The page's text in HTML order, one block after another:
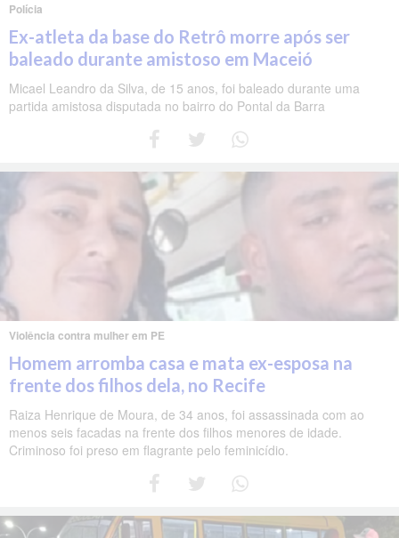
Polícia
Ex-atleta da base do Retrô morre após ser
baleado durante amistoso em Maceió
Micael Leandro da Silva, de 15 anos, foi baleado durante uma
partida amistosa disputada no bairro do Pontal da Barra
Violência contra mulher em PE
Homem arromba casa e mata ex-esposa na
frente dos filhos dela, no Recife
Raiza Henrique de Moura, de 34 anos, foi assassinada com ao
menos seis facadas na frente dos filhos menores de idade.
Criminoso foi preso em flagrante pelo feminicídio.